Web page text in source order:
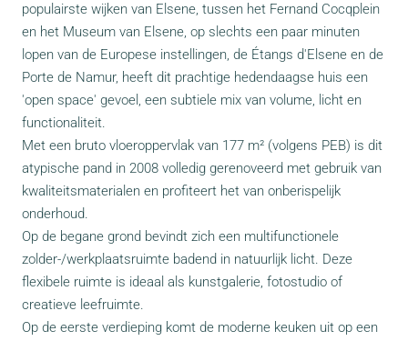
populairste wijken van Elsene, tussen het Fernand Cocqplein
en het Museum van Elsene, op slechts een paar minuten
lopen van de Europese instellingen, de Étangs d'Elsene en de
Porte de Namur, heeft dit prachtige hedendaagse huis een
'open space' gevoel, een subtiele mix van volume, licht en
functionaliteit.
Met een bruto vloeroppervlak van 177 m² (volgens PEB) is dit
atypische pand in 2008 volledig gerenoveerd met gebruik van
kwaliteitsmaterialen en profiteert het van onberispelijk
onderhoud.
Op de begane grond bevindt zich een multifunctionele
zolder-/werkplaatsruimte badend in natuurlijk licht. Deze
flexibele ruimte is ideaal als kunstgalerie, fotostudio of
creatieve leefruimte.
Op de eerste verdieping komt de moderne keuken uit op een